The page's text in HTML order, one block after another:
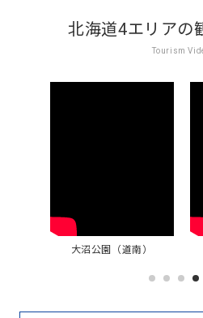
北海道4エリアの
Tourism
大沼公園（道南）
1 2 3 4